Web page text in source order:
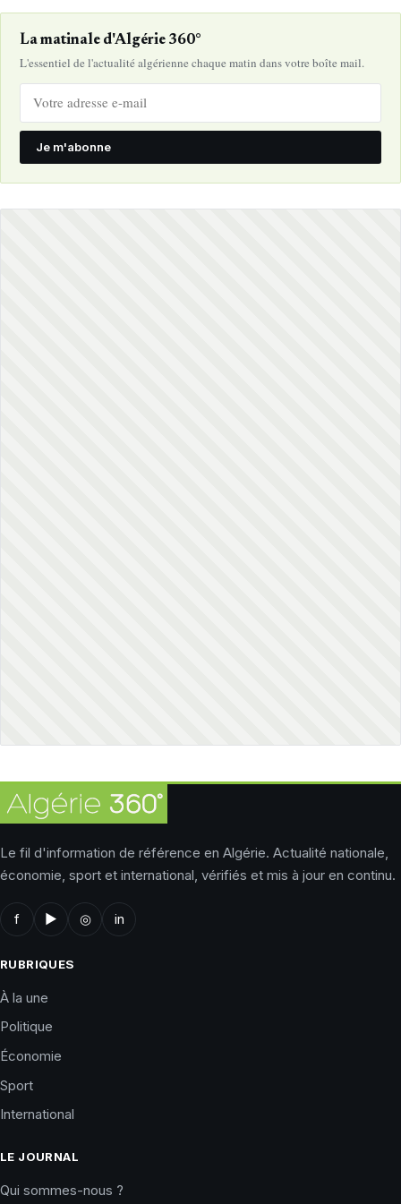
La matinale d'Algérie 360°
L'essentiel de l'actualité algérienne chaque matin dans votre boîte mail.
Je m'abonne
Le fil d'information de référence en Algérie. Actualité nationale,
économie, sport et international, vérifiés et mis à jour en continu.
f ▶ ◎ in
RUBRIQUES
À la une
Politique
Économie
Sport
International
LE JOURNAL
Qui sommes-nous ?